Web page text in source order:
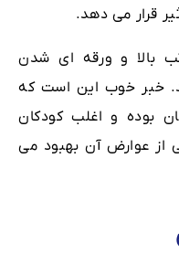
قرار می دهد.
بالا و ورقه ای شدن
خبر خوب این است که
بوده و اغلب کودکان
از عوارض آن بهبود می